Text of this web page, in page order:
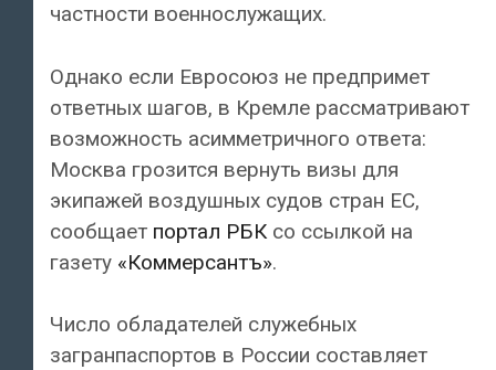
частности военнослужащих.
Однако если Евросоюз не предпримет
ответных шагов, в Кремле рассматривают
возможность асимметричного ответа:
Москва грозится вернуть визы для
экипажей воздушных судов стран ЕС,
сообщает портал РБК со ссылкой на
газету «Коммерсантъ».
Число обладателей служебных
загранпаспортов в России составляет